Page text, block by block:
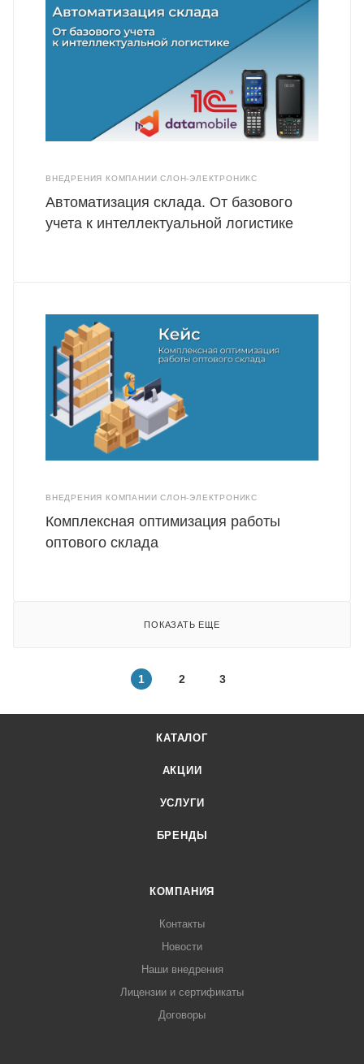
ВНЕДРЕНИЯ КОМПАНИИ СЛОН-ЭЛЕКТРОНИКС
Автоматизация склада. От базового
учета к интеллектуальной логистике
ВНЕДРЕНИЯ КОМПАНИИ СЛОН-ЭЛЕКТРОНИКС
Комплексная оптимизация работы
оптового склада
ПОКАЗАТЬ ЕЩЕ
1 2 3
КАТАЛОГ
АКЦИИ
УСЛУГИ
БРЕНДЫ
КОМПАНИЯ
Контакты
Новости
Наши внедрения
Лицензии и сертификаты
Договоры